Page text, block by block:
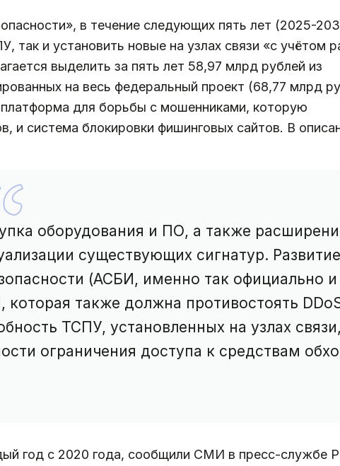
в течение следующих пять лет (2025-
так и установить новые на узлах связи «с учётом
выделить за пять лет 58,97 млрд рублей из
на весь федеральный проект (68,77 млрд
для борьбы с мошенниками, которую
и система блокировки фишинговых сайтов. В
оборудования и ПО, а также
существующих сигнатур. Развитие
(АСБИ, именно так официально и
также должна противостоять
ТСПУ, установленных на узлах связи,
ограничения доступа к средствам
год с 2020 года, сообщили СМИ в пресс-службе